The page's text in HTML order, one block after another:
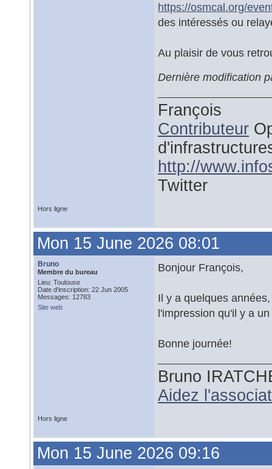
https://osmcal.org/
des intéressés ou
Au plaisir de vous
Dernière modification
François
Contributeur
http://
Twitter
Hors ligne
Mon 15 June 2026 08:01
Bruno
Membre du bureau
Lieu: Toulouse
Date d'inscription: 22 Jun 2005
Messages: 12783
Site web
Bonjour François,
Il y a quelques
l'impression qu'il y a
Bonne journée!
Bruno
Aidez
Hors ligne
Mon 15 June 2026 09:16